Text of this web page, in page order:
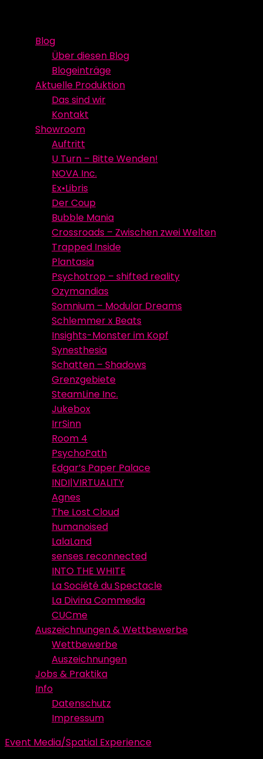
contentBlog
Über diesen Blog
Blogeinträge
Aktuelle Produktion
Das sind wir
Kontakt
Showroom
Auftritt
U Turn – Bitte Wenden!
NOVA Inc.
Ex•Libris
Der Coup
Bubble Mania
Crossroads – Zwischen zwei Welten
Trapped Inside
Plantasia
Psychotrop – shifted reality
Ozymandias
Somnium – Modular Dreams
Schlemmer x Beats
Insights-Monster im Kopf
Synesthesia
Schatten – Shadows
Grenzgebiete
SteamLine Inc.
Jukebox
IrrSinn
Room 4
PsychoPath
Edgar’s Paper Palace
INDI|VIRTUALITY
Agnes
The Lost Cloud
humanoised
LalaLand
senses reconnected
INTO THE WHITE
La Société du Spectacle
La Divina Commedia
CUCme
Auszeichnungen & Wettbewerbe
Wettbewerbe
Auszeichnungen
Jobs & Praktika
Info
Datenschutz
Impressum
Event Media/Spatial Experience